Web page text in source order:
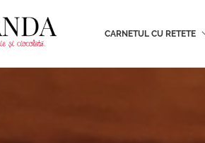
CARNETUL CU RETETE